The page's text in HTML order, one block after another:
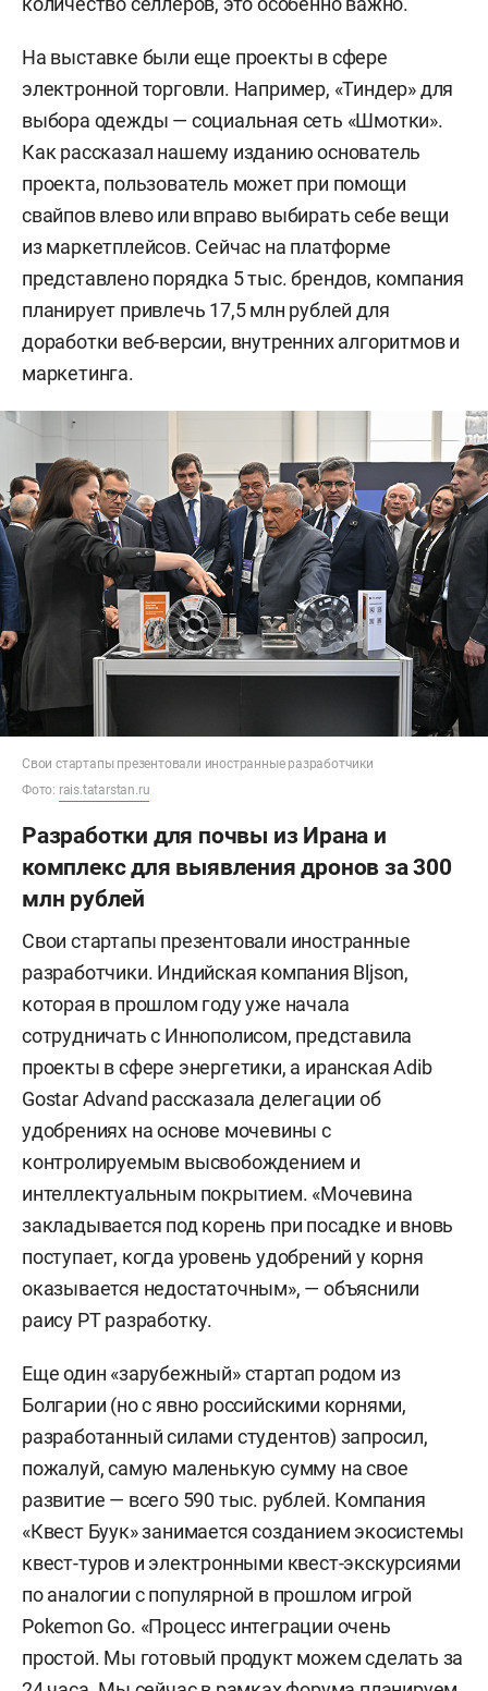
На выставке были еще проекты в сфере
электронной торговли. Например, «Тиндер» для
выбора одежды — социальная сеть «Шмотки».
Как рассказал нашему изданию основатель
проекта, пользователь может при помощи
свайпов влево или вправо выбирать себе вещи
из маркетплейсов. Сейчас на платформе
представлено порядка 5 тыс. брендов, компания
планирует привлечь 17,5 млн рублей для
доработки веб-версии, внутренних алгоритмов и
маркетинга.
Свои стартапы презентовали иностранные разработчики
Фото: rais.tatarstan.ru
Разработки для почвы из Ирана и
комплекс для выявления дронов за 300
млн рублей
Свои стартапы презентовали иностранные
разработчики. Индийская компания Bljson,
которая в прошлом году уже начала
сотрудничать с Иннополисом, представила
проекты в сфере энергетики, а иранская Adib
Gostar Advand рассказала делегации об
удобрениях на основе мочевины с
контролируемым высвобождением и
интеллектуальным покрытием. «Мочевина
закладывается под корень при посадке и вновь
поступает, когда уровень удобрений у корня
оказывается недостаточным», — объяснили
раису РТ разработку.
Еще один «зарубежный» стартап родом из
Болгарии (но с явно российскими корнями,
разработанный силами студентов) запросил,
пожалуй, самую маленькую сумму на свое
развитие — всего 590 тыс. рублей. Компания
«Квест Буук» занимается созданием экосистемы
квест-туров и электронными квест-экскурсиями
по аналогии с популярной в прошлом игрой
Pokemon Go. «Процесс интеграции очень
простой. Мы готовый продукт можем сделать за